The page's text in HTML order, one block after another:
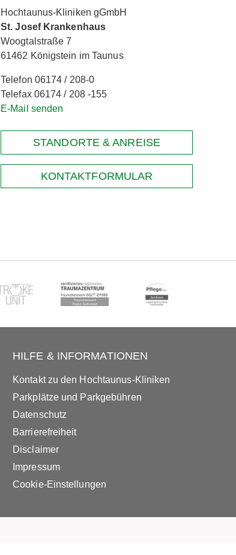
Hochtaunus-Kliniken gGmbH
St. Josef Krankenhaus
Woogtalstraße 7
61462 Königstein im Taunus
Telefon 06174 / 208-0
Telefax 06174 / 208 -155
E-Mail senden
STANDORTE & ANREISE
KONTAKTFORMULAR
HILFE & INFORMATIONEN
Kontakt zu den Hochtaunus-Kliniken
Parkplätze und Parkgebühren
Datenschutz
Barrierefreiheit
Disclaimer
Impressum
Cookie-Einstellungen